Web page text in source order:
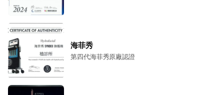
海菲秀
第四代海菲秀原廠認證